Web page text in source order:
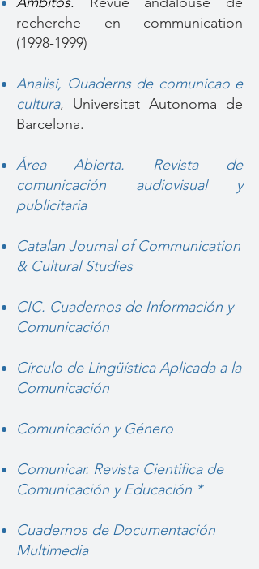
recherche en communication
(1998-1999)
Analisi, Quaderns de comunicao e
cultura, Universitat Autonoma de
Barcelona.
Área Abierta. Revista de
comunicación audiovisual y
publicitaria
Catalan Journal of Communication
& Cultural Studies
CIC. Cuadernos de Información y
Comunicación
Círculo de Lingüística Aplicada a la
Comunicación
Comunicación y Género
Comunicar. Revista Cientifica de
Comunicación y Educación *
Cuadernos de Documentación
Multimedia